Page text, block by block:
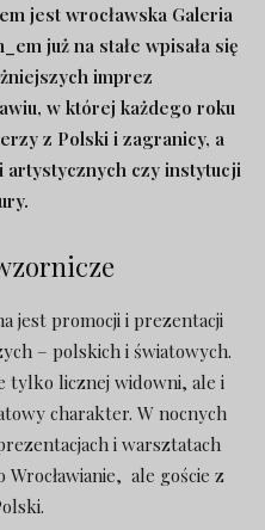
jest wrocławska Galeria
już na stałe wpisała się
imprez
w której każdego roku
z Polski i zagranicy, a
artystycznych czy instytucji
jest promocji i prezentacji
– polskich i światowych.
tylko licznej widowni, ale i
charakter. W nocnych
i warsztatach
ale goście z